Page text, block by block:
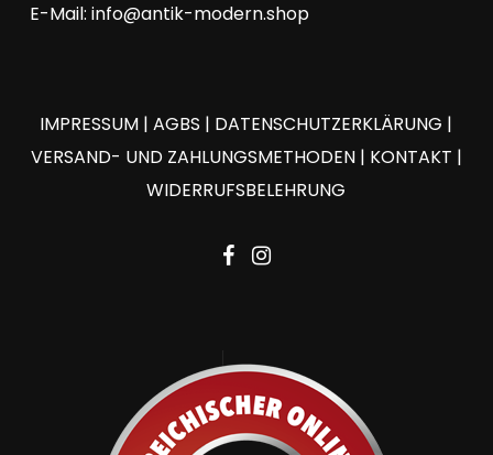
E-Mail: info@antik-modern.shop
IMPRESSUM |AGBS | DATENSCHUTZERKLÄRUNG |
VERSAND- UND ZAHLUNGSMETHODEN| KONTAKT |
WIDERRUFSBELEHRUNG
facebook
instagram